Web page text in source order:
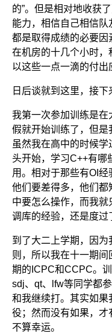
的”。但是相对地收获
能力，相信自己相信队
都是取得成绩的必要因
在机房的十几个小时，
以这些一点一滴的付出
日后谈就到这里，接下
我第一次参加训练是
假就开始训练了，但是
虽然我在高中的时候
头开始，学习C++有哪
用。相对于那些有OI
他们要差得多，他们都
中要怎么操作，而我
调库的经验，还是度过
到了大二上学期，因
则，所以我在十一期
期的ICPC和CCPC。
sdj、qt、lfw等同学都
和我继续打。其实如果
役；然而没有如果，
不算幸运。